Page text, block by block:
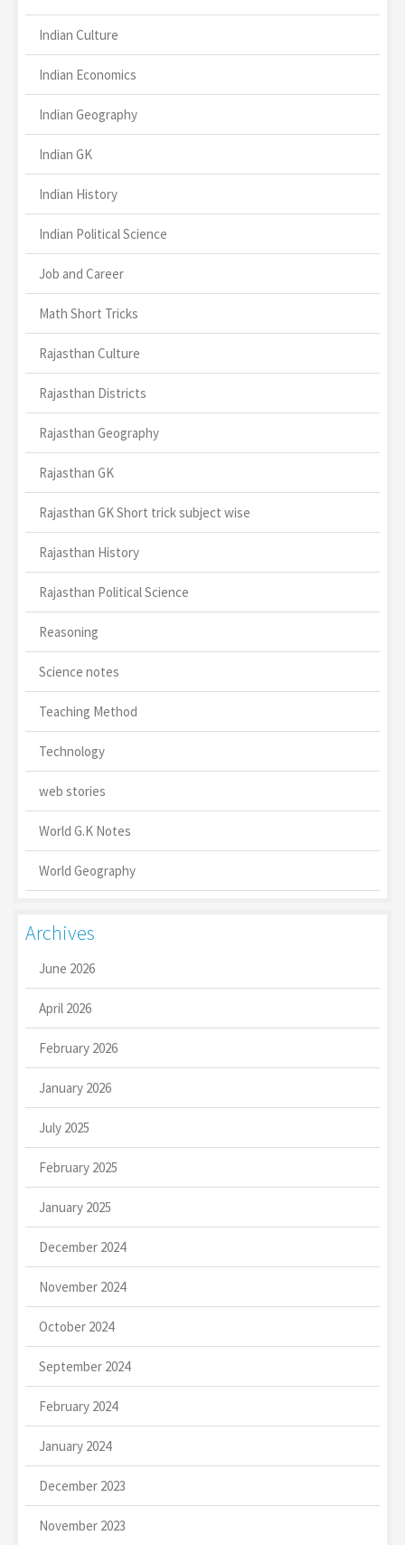
Indian Culture
Indian Economics
Indian Geography
Indian GK
Indian History
Indian Political Science
Job and Career
Math Short Tricks
Rajasthan Culture
Rajasthan Districts
Rajasthan Geography
Rajasthan GK
Rajasthan GK Short trick subject wise
Rajasthan History
Rajasthan Political Science
Reasoning
Science notes
Teaching Method
Technology
web stories
World G.K Notes
World Geography
Archives
June 2026
April 2026
February 2026
January 2026
July 2025
February 2025
January 2025
December 2024
November 2024
October 2024
September 2024
February 2024
January 2024
December 2023
November 2023